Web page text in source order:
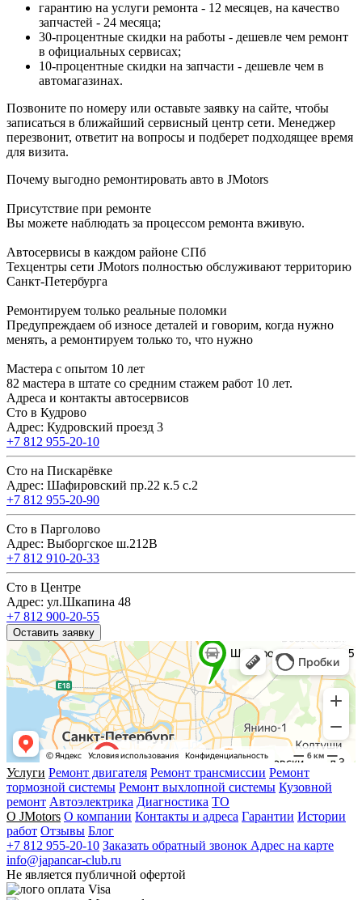
гарантию на услуги ремонта - 12 месяцев, на качество
запчастей - 24 месяца;
30-процентные скидки на работы - дешевле чем ремонт
в официальных сервисах;
10-процентные скидки на запчасти - дешевле чем в
автомагазинах.
Позвоните по номеру или оставьте заявку на сайте, чтобы
записаться в ближайший сервисный центр сети. Менеджер
перезвонит, ответит на вопросы и подберет подходящее время
для визита.
Почему выгодно ремонтировать авто в JMotors
Присутствие при ремонте
Вы можете наблюдать за процессом ремонта вживую.
Автосервисы в каждом районе СПб
Техцентры сети JMotors полностью обслуживают территорию
Санкт-Петербурга
Ремонтируем только реальные поломки
Предупреждаем об износе деталей и говорим, когда нужно
менять, а ремонтируем только то, что нужно
Мастера с опытом 10 лет
82 мастера в штате со средним стажем работ 10 лет.
Адреса и контакты автосервисов
Сто в Кудрово
Адрес: Кудровский проезд 3
+7 812 955-20-10
Сто на Пискарёвке
Адрес: Шафировский пр.22 к.5 с.2
+7 812 955-20-90
Сто в Парголово
Адрес: Выборгское ш.212В
+7 812 910-20-33
Сто в Центре
Адрес: ул.Шкапина 48
+7 812 900-20-55
Оставить заявку
Услуги Ремонт двигателя Ремонт трансмиссии Ремонт
тормозной системы Ремонт выхлопной системы Кузовной
ремонт Автоэлектрика Диагностика ТО
О JMotors О компании Контакты и адреса Гарантии Истории
работ Отзывы Блог
+7 812 955-20-10 Заказать обратный звонок Адрес на карте
info@japancar-club.ru
Не является публичной офертой